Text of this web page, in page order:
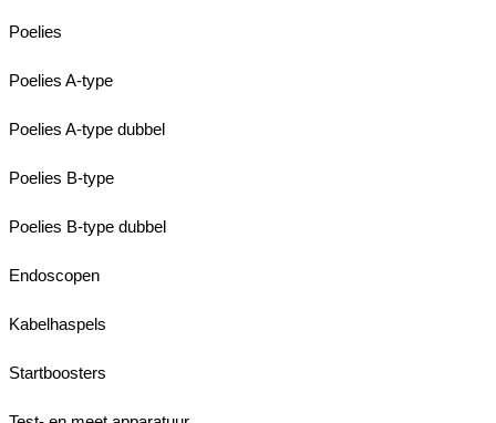
Poelies
Poelies A-type
Poelies A-type dubbel
Poelies B-type
Poelies B-type dubbel
Endoscopen
Kabelhaspels
Startboosters